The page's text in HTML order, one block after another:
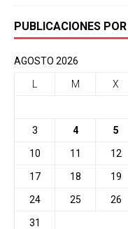
PUBLICACIONES
AGOSTO 2026
M X
3 4 5
10 11 12
17 18 19
24 25 26
31